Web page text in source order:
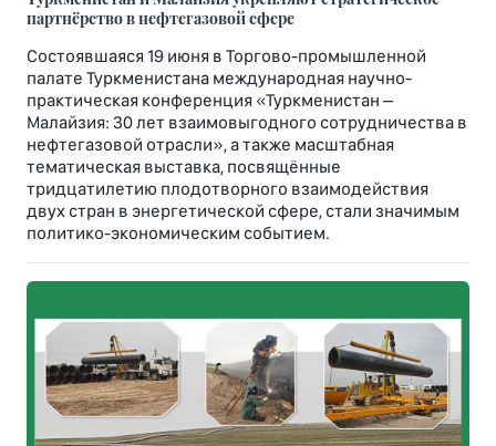
партнёрство в нефтегазовой сфере
Состоявшаяся 19 июня в Торгово-промышленной
палате Туркменистана международная научно-
практическая конференция «Туркменистан –
Малайзия: 30 лет взаимовыгодного сотрудничества в
нефтегазовой отрасли», а также масштабная
тематическая выставка, посвящённые
тридцатилетию плодотворного взаимодействия
двух стран в энергетической сфере, стали значимым
политико-экономическим событием.